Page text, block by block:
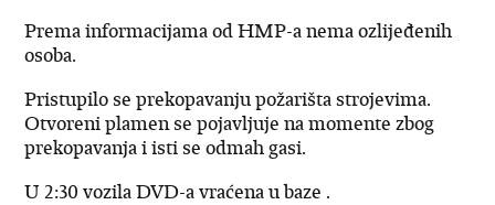
Prema informacijama od HMP-a nema ozlijeđenih
osoba.
Pristupilo se prekopavanju požarišta strojevima.
Otvoreni plamen se pojavljuje na momente zbog
prekopavanja i isti se odmah gasi.
U 2:30 vozila DVD-a vraćena u baze .